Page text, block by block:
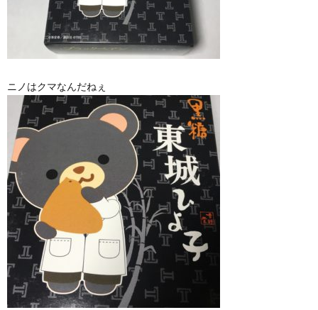
ニノはクマなんだねぇ